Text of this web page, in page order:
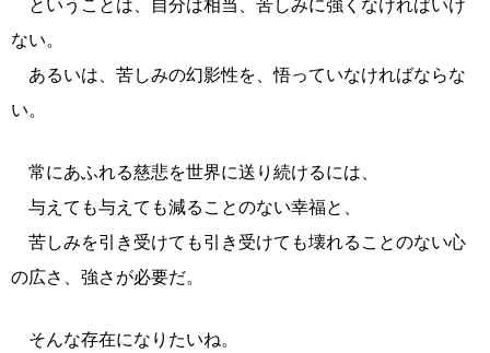
ということは、自分は相当、苦しみに強くなければいけ
ない。
あるいは、苦しみの幻影性を、悟っていなければならな
い。
常にあふれる慈悲を世界に送り続けるには、
与えても与えても減ることのない幸福と、
苦しみを引き受けても引き受けても壊れることのない心
の広さ、強さが必要だ。
そんな存在になりたいね。